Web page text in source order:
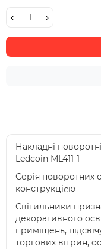
Накладні
Ledcoin МL411-1
Серія поворотних
конструкцією
Світильники
декоративного
приміщень,
торгових вітрин,